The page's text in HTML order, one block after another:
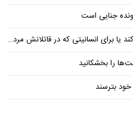
جنایی است
برای انسانیتی که در قاتلانش مرده است
را بخشکانید
بترسند